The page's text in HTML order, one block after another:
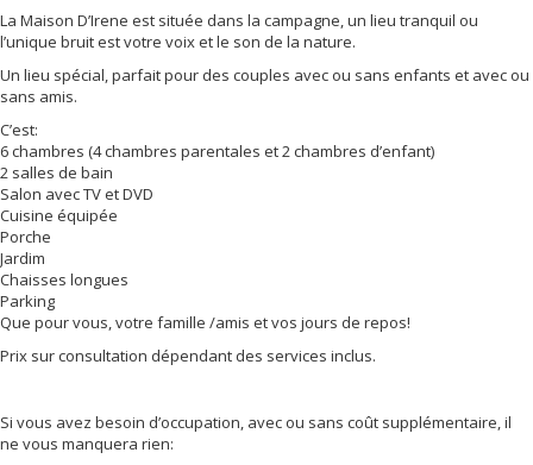
La Maison D’Irene est située dans la campagne, un lieu tranquil ou
l’unique bruit est votre voix et le son de la nature.
Un lieu spécial, parfait pour des couples avec ou sans enfants et avec ou
sans amis.
C’est:
6 chambres (4 chambres parentales et 2 chambres d’enfant)
2 salles de bain
Salon avec TV et DVD
Cuisine équipée
Porche
Jardim
Chaisses longues
Parking
Que pour vous, votre famille /amis et vos jours de repos!
Prix sur consultation dépendant des services inclus.
Si vous avez besoin d’occupation, avec ou sans coût supplémentaire, il
ne vous manquera rien: